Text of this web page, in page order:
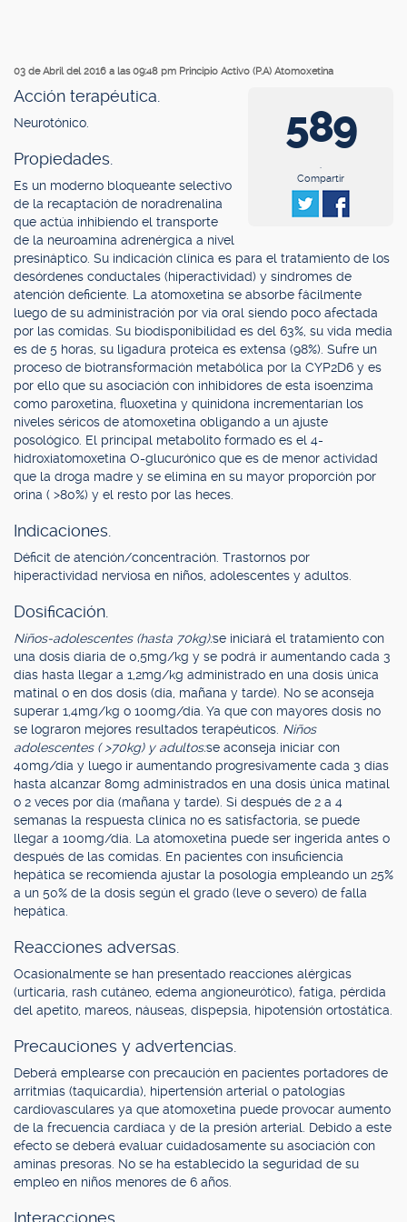
03 de Abril del 2016 a las 09:48 pm Principio Activo (P.A) Atomoxetina
589
.
Compartir
Acción terapéutica.
Neurotónico.
Propiedades.
Es un moderno bloqueante selectivo
de la recaptación de noradrenalina
que actúa inhibiendo el transporte
de la neuroamina adrenérgica a nivel
presináptico. Su indicación clínica es para el tratamiento de los
desórdenes conductales (hiperactividad) y síndromes de
atención deficiente. La atomoxetina se absorbe fácilmente
luego de su administración por vía oral siendo poco afectada
por las comidas. Su biodisponibilidad es del 63%, su vida media
es de 5 horas, su ligadura proteica es extensa (98%). Sufre un
proceso de biotransformación metabólica por la CYP2D6 y es
por ello que su asociación con inhibidores de esta isoenzima
como paroxetina, fluoxetina y quinidona incrementarían los
niveles séricos de atomoxetina obligando a un ajuste
posológico. El principal metabolito formado es el 4-
hidroxiatomoxetina O-glucurónico que es de menor actividad
que la droga madre y se elimina en su mayor proporción por
orina ( >80%) y el resto por las heces.
Indicaciones.
Déficit de atención/concentración. Trastornos por
hiperactividad nerviosa en niños, adolescentes y adultos.
Dosificación.
Niños-adolescentes (hasta 70kg):se iniciará el tratamiento con
una dosis diaria de 0,5mg/kg y se podrá ir aumentando cada 3
días hasta llegar a 1,2mg/kg administrado en una dosis única
matinal o en dos dosis (día, mañana y tarde). No se aconseja
superar 1,4mg/kg o 100mg/día. Ya que con mayores dosis no
se lograron mejores resultados terapéuticos. Niños
adolescentes ( >70kg) y adultos:se aconseja iniciar con
40mg/día y luego ir aumentando progresivamente cada 3 días
hasta alcanzar 80mg administrados en una dosis única matinal
o 2 veces por día (mañana y tarde). Si después de 2 a 4
semanas la respuesta clínica no es satisfactoria, se puede
llegar a 100mg/día. La atomoxetina puede ser ingerida antes o
después de las comidas. En pacientes con insuficiencia
hepática se recomienda ajustar la posología empleando un 25%
a un 50% de la dosis según el grado (leve o severo) de falla
hepática.
Reacciones adversas.
Ocasionalmente se han presentado reacciones alérgicas
(urticaria, rash cutáneo, edema angioneurótico), fatiga, pérdida
del apetito, mareos, náuseas, dispepsia, hipotensión ortostática.
Precauciones y advertencias.
Deberá emplearse con precaución en pacientes portadores de
arritmias (taquicardia), hipertensión arterial o patologías
cardiovasculares ya que atomoxetina puede provocar aumento
de la frecuencia cardíaca y de la presión arterial. Debido a este
efecto se deberá evaluar cuidadosamente su asociación con
aminas presoras. No se ha establecido la seguridad de su
empleo en niños menores de 6 años.
Interacciones.